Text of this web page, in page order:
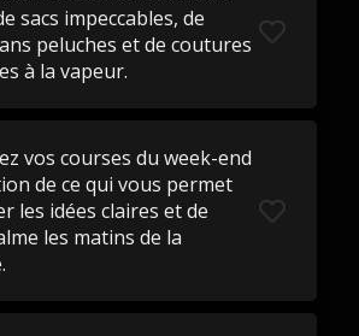
sacs impeccables, de
peluches et de coutures
à la vapeur.
vos courses du week-end
de ce qui vous permet
les idées claires et de
les matins de la